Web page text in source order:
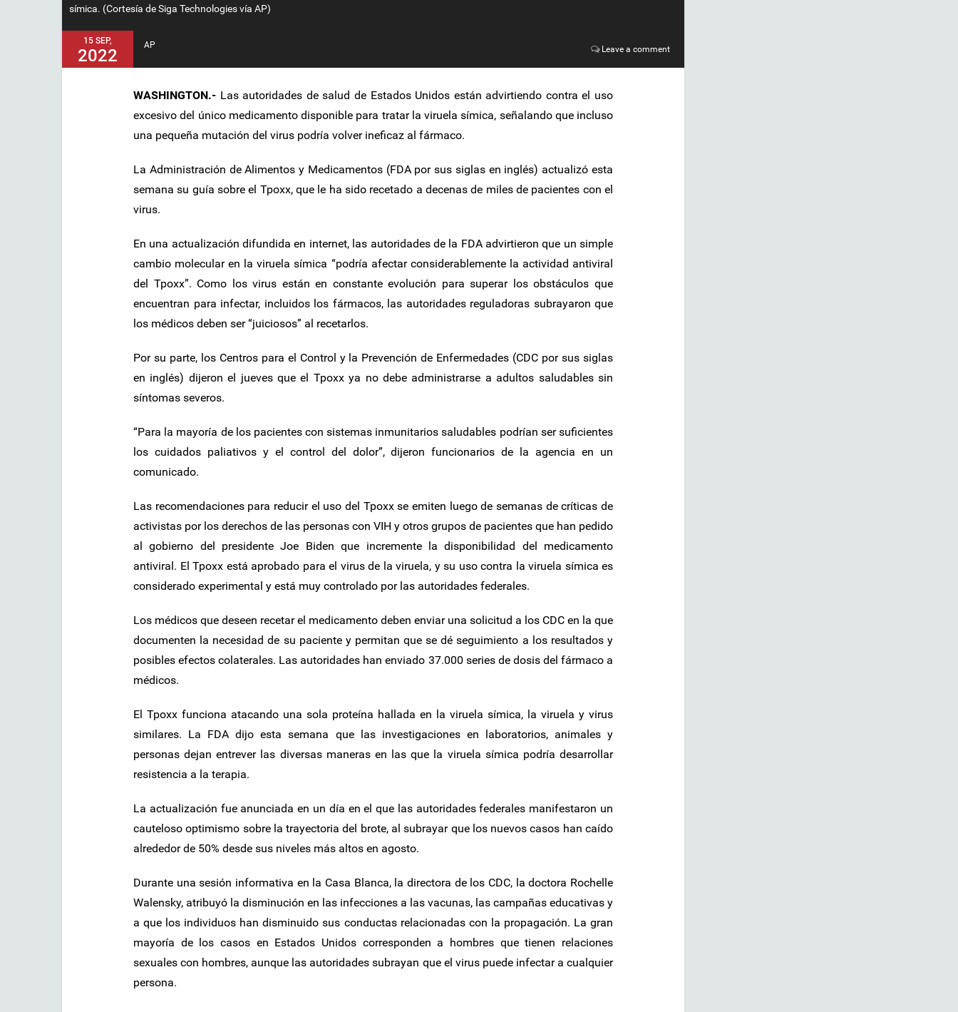
símica. (Cortesía de Siga Technologies vía AP)
15 SEP,
2022
AP Leave a comment
WASHINGTON.- Las autoridades de salud de Estados Unidos están advirtiendo contra el uso
excesivo del único medicamento disponible para tratar la viruela símica, señalando que incluso
una pequeña mutación del virus podría volver ineficaz al fármaco.
La Administración de Alimentos y Medicamentos (FDA por sus siglas en inglés) actualizó esta
semana su guía sobre el Tpoxx, que le ha sido recetado a decenas de miles de pacientes con el
virus.
En una actualización difundida en internet, las autoridades de la FDA advirtieron que un simple
cambio molecular en la viruela símica “podría afectar considerablemente la actividad antiviral
del Tpoxx”. Como los virus están en constante evolución para superar los obstáculos que
encuentran para infectar, incluidos los fármacos, las autoridades reguladoras subrayaron que
los médicos deben ser “juiciosos” al recetarlos.
Por su parte, los Centros para el Control y la Prevención de Enfermedades (CDC por sus siglas
en inglés) dijeron el jueves que el Tpoxx ya no debe administrarse a adultos saludables sin
síntomas severos.
“Para la mayoría de los pacientes con sistemas inmunitarios saludables podrían ser suficientes
los cuidados paliativos y el control del dolor”, dijeron funcionarios de la agencia en un
comunicado.
Las recomendaciones para reducir el uso del Tpoxx se emiten luego de semanas de críticas de
activistas por los derechos de las personas con VIH y otros grupos de pacientes que han pedido
al gobierno del presidente Joe Biden que incremente la disponibilidad del medicamento
antiviral. El Tpoxx está aprobado para el virus de la viruela, y su uso contra la viruela símica es
considerado experimental y está muy controlado por las autoridades federales.
Los médicos que deseen recetar el medicamento deben enviar una solicitud a los CDC en la que
documenten la necesidad de su paciente y permitan que se dé seguimiento a los resultados y
posibles efectos colaterales. Las autoridades han enviado 37.000 series de dosis del fármaco a
médicos.
El Tpoxx funciona atacando una sola proteína hallada en la viruela símica, la viruela y virus
similares. La FDA dijo esta semana que las investigaciones en laboratorios, animales y
personas dejan entrever las diversas maneras en las que la viruela símica podría desarrollar
resistencia a la terapia.
La actualización fue anunciada en un día en el que las autoridades federales manifestaron un
cauteloso optimismo sobre la trayectoria del brote, al subrayar que los nuevos casos han caído
alrededor de 50% desde sus niveles más altos en agosto.
Durante una sesión informativa en la Casa Blanca, la directora de los CDC, la doctora Rochelle
Walensky, atribuyó la disminución en las infecciones a las vacunas, las campañas educativas y
a que los individuos han disminuido sus conductas relacionadas con la propagación. La gran
mayoría de los casos en Estados Unidos corresponden a hombres que tienen relaciones
sexuales con hombres, aunque las autoridades subrayan que el virus puede infectar a cualquier
persona.